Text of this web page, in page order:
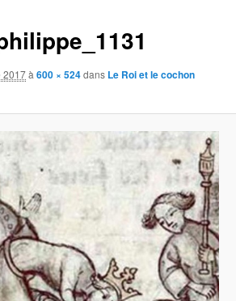
2017à600 × 524dans Le Roi et le cochon